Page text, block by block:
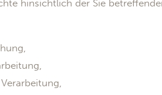
hinsichtlich der Sie